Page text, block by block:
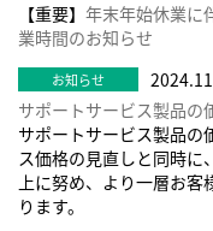
【重要】 年末年始休業に
業時間のお知らせ
サポートサービス製品の
サポートサービス製品の
ス価格の見直しと同時に
上に努め、より一層お
ります。